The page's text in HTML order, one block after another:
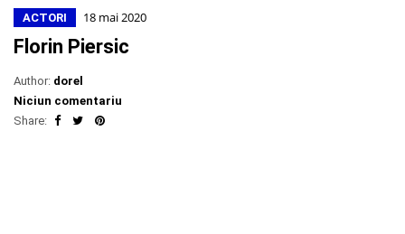
ACTORI 18 mai 2020
Florin Piersic
Author: dorel
Niciun comentariu
Share: